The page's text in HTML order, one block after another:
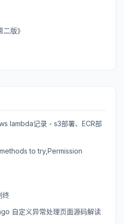
版》
lambda记录 - s3部署、ECR部
to try,Permission
终
自定义异常处理页面源码解读